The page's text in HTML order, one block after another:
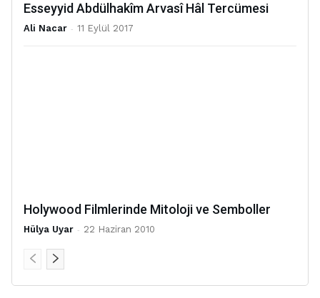
Esseyyid Abdülhakîm Arvasî Hâl Tercümesi
Ali Nacar - 11 Eylül 2017
Holywood Filmlerinde Mitoloji ve Semboller
Hülya Uyar - 22 Haziran 2010